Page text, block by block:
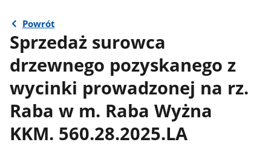
Powrót
Sprzedaż surowca
drzewnego pozyskanego z
wycinki prowadzonej na rz.
Raba w m. Raba Wyżna
KKM. 560.28.2025.LA